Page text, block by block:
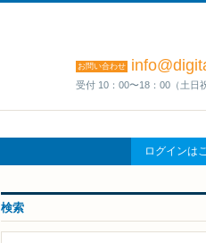
お問い合わせ
受付 10：00〜18：00（土日
ログインは
検索